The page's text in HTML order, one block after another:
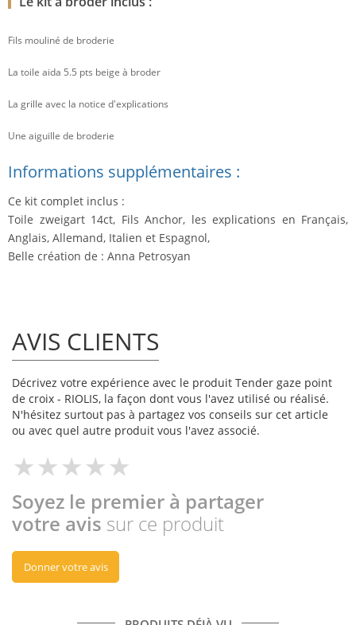
Fils mouliné de broderie
La toile aida 5.5 pts beige à broder
La grille avec la notice d'explications
Une aiguille de broderie
Informations supplémentaires :
Ce kit complet inclus :
Toile zweigart 14ct, Fils Anchor, les explications en Français,
Anglais, Allemand, Italien et Espagnol,
Belle création de : Anna Petrosyan
AVIS CLIENTS
Décrivez votre expérience avec le produit Tender gaze point
de croix - RIOLIS, la façon dont vous l'avez utilisé ou réalisé.
N'hésitez surtout pas à partagez vos conseils sur cet article
ou avec quel autre produit vous l'avez associé.
Soyez le premier à partager
votre avis sur ce produit
Donner votre avis